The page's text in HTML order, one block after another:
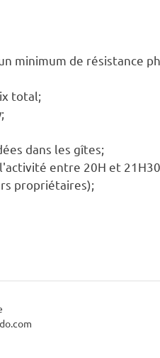
minimum de résistance
total;
dans les gîtes;
entre 20H et
propriétaires);